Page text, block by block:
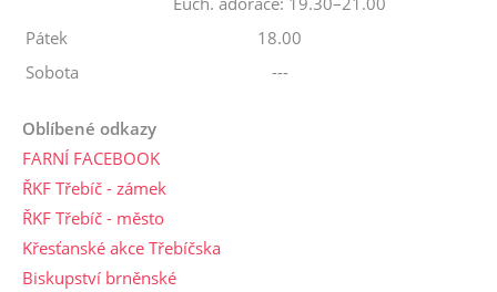
Pátek
18.00
Sobota
---
Oblíbené odkazy
FARNÍ FACEBOOK
ŘKF Třebíč - zámek
ŘKF Třebíč - město
Křesťanské akce Třebíčska
Biskupství brněnské